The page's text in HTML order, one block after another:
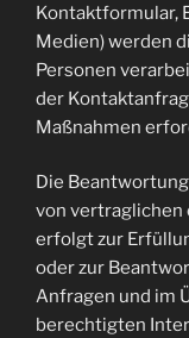
Kontaktformular,
Medien) werden
Personen
der
Maßnahmen
Die
von vertraglichen
erfolgt zur
oder zur
Anfragen und im
berechtigten